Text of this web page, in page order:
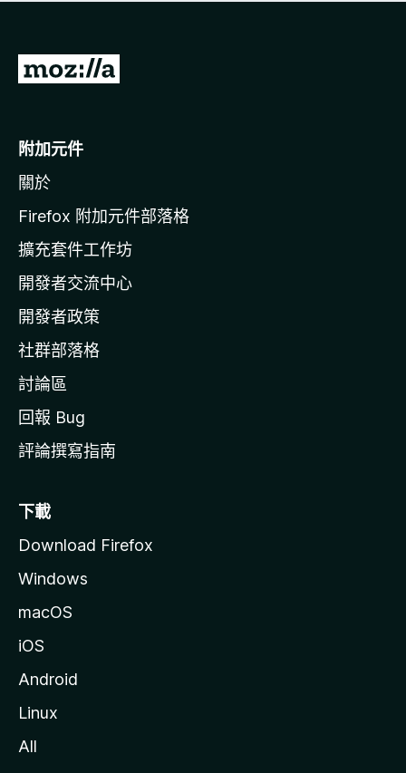
有
前
o
i
l
a
官
網
附加元件
關於
Firefox 附加元件部落格
擴充套件工作坊
開發者交流中心
開發者政策
社群部落格
討論區
回報 Bug
評論撰寫指南
下載
Download Firefox
Windows
macOS
iOS
Android
Linux
All